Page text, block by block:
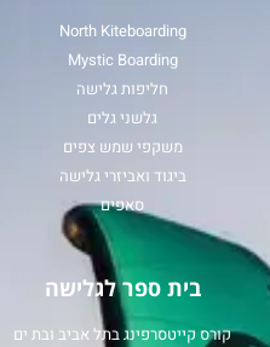
North Kiteboarding
Mystic Boarding
חליפות גלישה
גלשני גלים
משקפי שמש צפים
ביגוד ואביזרי גלישה
סאפים
בית ספר לגלישה
קורס קייטסרפינג בתל אביב ובת ים